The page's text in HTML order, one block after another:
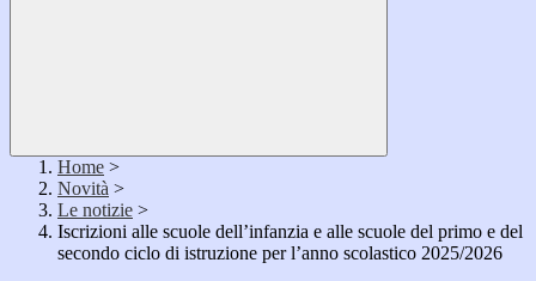
Home >
Novità >
Le notizie >
Iscrizioni alle scuole dell’infanzia e alle scuole del primo e del
secondo ciclo di istruzione per l’anno scolastico 2025/2026